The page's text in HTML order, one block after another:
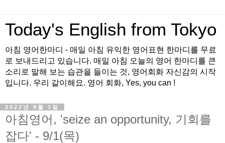
Today's English from Tokyo
아침 영어한마디 - 매일 아침 유익한 영어표현 한마디를 무료
로 보내드리고 있습니다. 매일 아침 오늘의 영어 한마디를 큰
소리로 말해 보는 습관을 들이는 것, 영어회화 자신감의 시작
입니다. 우리 같이해요. 영어 회화, Yes, you can !
2022년 9월 1일
아침영어, 'seize an opportunity, 기회를
잡다' - 9/1(목)